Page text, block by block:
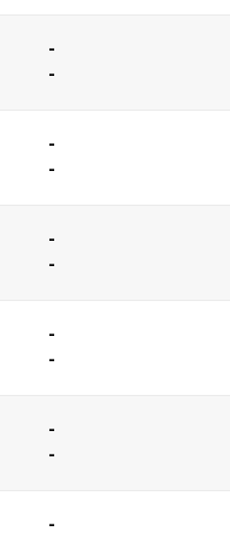
-
-
-
-
-
-
-
-
-
-
-